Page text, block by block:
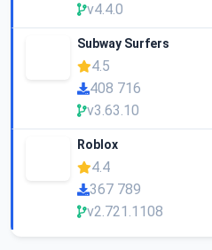
v4.4.0
Subway Surfers
4.5
408 716
v3.63.10
Roblox
4.4
367 789
v2.721.1108